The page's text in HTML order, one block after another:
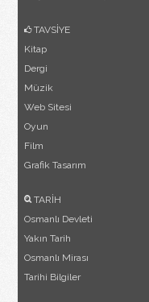
TAVSİYE
Kitap
Dergi
Müzik
Web Sitesi
Oyun
Film
Grafik Tasarım
TARİH
Osmanlı Devleti
Yakın Tarih
Osmanlı Mirası
Tarihi Bilgiler